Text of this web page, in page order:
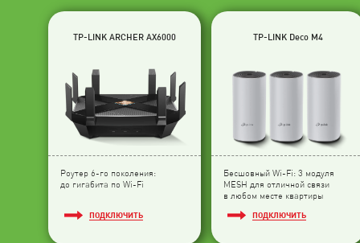
TP-LINK ARCHER AX6000
Роутер 6-го поколения:
до гигабита по Wi-Fi
ПОДКЛЮЧИТЬ
TP-LINK Deco M4
Бесшовный Wi-Fi: 3 модуля
МESH для отличной связи
в любом месте квартиры
ПОДКЛЮЧИТЬ